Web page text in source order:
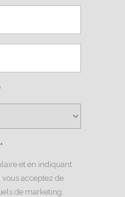
*
et en indiquant
acceptez de
de marketing.